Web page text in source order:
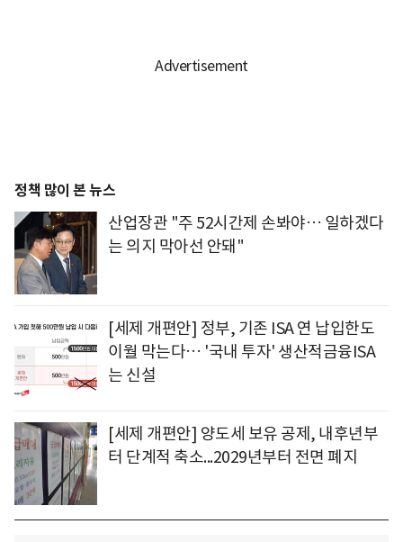
정책 많이 본 뉴스
산업장관 "주 52시간제 손봐야… 일하겠다
는 의지 막아선 안돼"
[세제 개편안] 정부, 기존 ISA 연 납입한도
이월 막는다… '국내 투자' 생산적금융ISA
는 신설
[세제 개편안] 양도세 보유 공제, 내후년부
터 단계적 축소...2029년부터 전면 폐지